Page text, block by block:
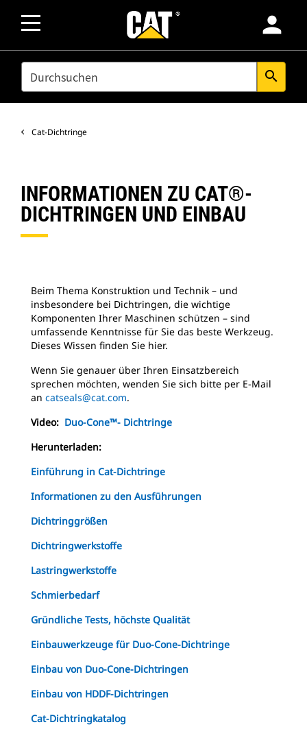
person
SEARCH search
Cat-Dichtringe
INFORMATIONEN ZU CAT®-
DICHTRINGEN UND EINBAU
Beim Thema Konstruktion und Technik – und
insbesondere bei Dichtringen, die wichtige
Komponenten Ihrer Maschinen schützen – sind
umfassende Kenntnisse für Sie das beste Werkzeug.
Dieses Wissen finden Sie hier.
Wenn Sie genauer über Ihren Einsatzbereich
sprechen möchten, wenden Sie sich bitte per E-Mail
an catseals@cat.com.
Video: Duo-Cone™- Dichtringe
Herunterladen:
Einführung in Cat-Dichtringe
Informationen zu den Ausführungen
Dichtringgrößen
Dichtringwerkstoffe
Lastringwerkstoffe
Schmierbedarf
Gründliche Tests, höchste Qualität
Einbauwerkzeuge für Duo-Cone-Dichtringe
Einbau von Duo-Cone-Dichtringen
Einbau von HDDF-Dichtringen
Cat-Dichtringkatalog